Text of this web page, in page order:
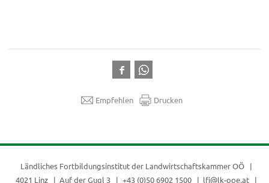
Empfehlen Drucken
Ländliches Fortbildungsinstitut der Landwirtschaftskammer OÖ
4021 Linz
Auf der Gugl 3 +43 (0)50 6902 1500 lfi@lk-ooe.at